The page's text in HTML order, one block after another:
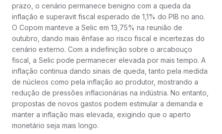
prazo, o cenário permanece benigno com a queda da
inflação e superavit fiscal esperado de 1,1% do PIB no ano.
O Copom manteve a Selic em 13,75% na reunião de
outubro, dando mais ênfase ao risco fiscal e incertezas do
cenário externo. Com a indefinição sobre o arcabouço
fiscal, a Selic pode permanecer elevada por mais tempo. A
inflação continua dando sinais de queda, tanto pela medida
de núcleos como pela inflação ao produtor, mostrando a
redução de pressões inflacionárias na indústria. No entanto,
propostas de novos gastos podem estimular a demanda e
manter a inflação mais elevada, exigindo que o aperto
monetário seja mais longo.